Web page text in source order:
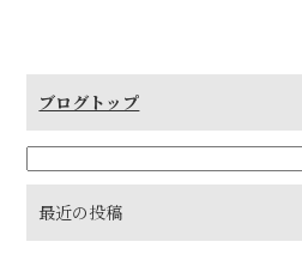
ブログトップ
最近の投稿